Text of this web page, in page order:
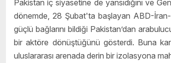
Pakistan iç siyasetine de yansıdığını ve
dönemde, 28 Şubat'ta başlayan ABD-
güçlü bağlarını bildiği Pakistan’dan
bir aktöre dönüştüğünü gösterdi. Buna
uluslararası arenada derin bir izolasyona